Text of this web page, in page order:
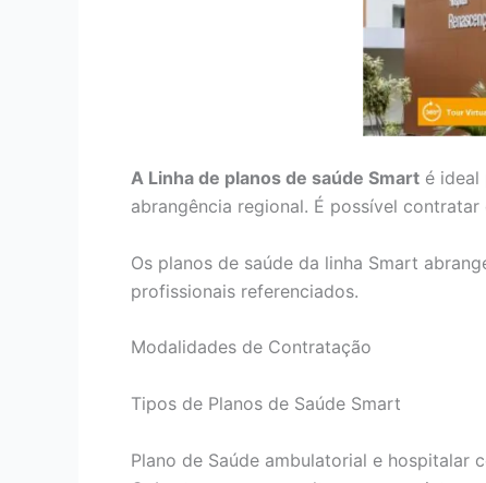
A Linha de planos de saúde Smart é ideal
abrangência regional. É possível
Os planos de saúde da linha Smart
profissionais referenciados.
Modalidades de Contratação
Tipos de Planos de Saúde Smart
Plano de Saúde ambulatorial e hospitalar